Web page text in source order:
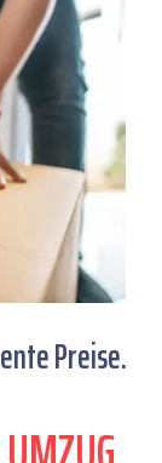
Preise.